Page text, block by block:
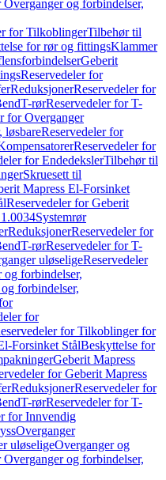
Overganger og forbindelser,
for TilkoblingerTilbehør til
for rør og fittingsKlammer
Geberit
Reservedeler for
ReduksjonerReservedeler for
T-rørReservedeler for T-
for Overganger
løsbareReservedeler for
Reservedeler for
for EndedekslerTilbehør til
Skruesett til
Mapress El-Forsinket
Reservedeler for Geberit
Systemrør
ReduksjonerReservedeler for
T-rørReservedeler for T-
uløseligeReservedeler
og forbindelser,
forbindelser,
for
for Tilkoblinger for
Forsinket StålBeskyttelse for
Geberit Mapress
for Geberit Mapress
ReduksjonerReservedeler for
T-rørReservedeler for T-
for Innvendig
Overganger
uløseligeOverganger og
Overganger og forbindelser,